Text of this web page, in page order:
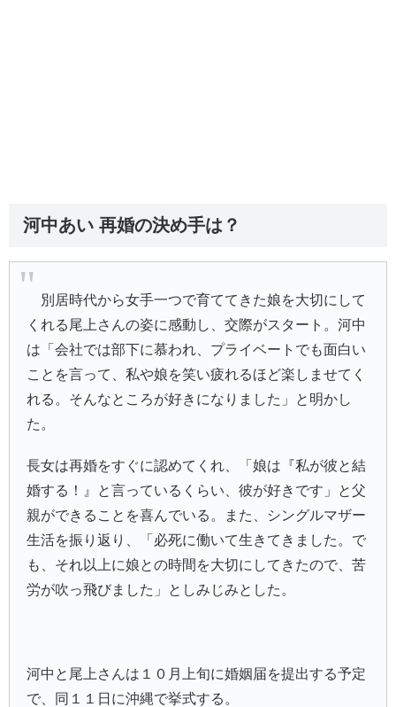
河中あい 再婚の決め手は？
別居時代から女手一つで育ててきた娘を大切にして
くれる尾上さんの姿に感動し、交際がスタート。河中
は「会社では部下に慕われ、プライベートでも面白い
ことを言って、私や娘を笑い疲れるほど楽しませてく
れる。そんなところが好きになりました」と明かし
た。
長女は再婚をすぐに認めてくれ、「娘は『私が彼と結
婚する！』と言っているくらい、彼が好きです」と父
親ができることを喜んでいる。また、シングルマザー
生活を振り返り、「必死に働いて生きてきました。で
も、それ以上に娘との時間を大切にしてきたので、苦
労が吹っ飛びました」としみじみとした。
河中と尾上さんは１０月上旬に婚姻届を提出する予定
で、同１１日に沖縄で挙式する。